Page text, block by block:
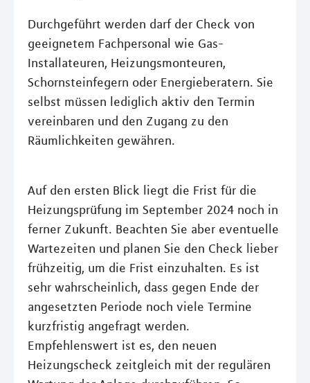
Durchgeführt werden darf der Check von
geeignetem Fachpersonal wie Gas-
Installateuren, Heizungsmonteuren,
Schornsteinfegern oder Energieberatern. Sie
selbst müssen lediglich aktiv den Termin
vereinbaren und den Zugang zu den
Räumlichkeiten gewähren.
Auf den ersten Blick liegt die Frist für die
Heizungsprüfung im September 2024 noch in
ferner Zukunft. Beachten Sie aber eventuelle
Wartezeiten und planen Sie den Check lieber
frühzeitig, um die Frist einzuhalten. Es ist
sehr wahrscheinlich, dass gegen Ende der
angesetzten Periode noch viele Termine
kurzfristig angefragt werden.
Empfehlenswert ist es, den neuen
Heizungscheck zeitgleich mit der regulären